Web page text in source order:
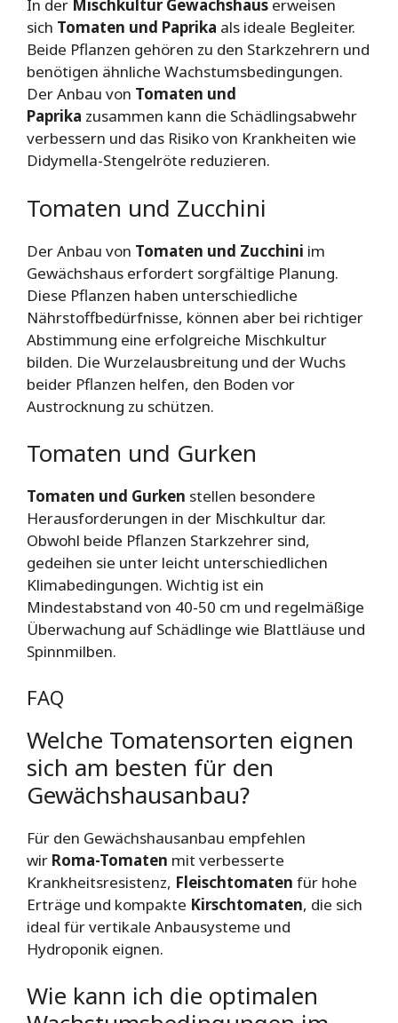
In der Mischkultur Gewächshaus erweisen
sich Tomaten und Paprika als ideale Begleiter.
Beide Pflanzen gehören zu den Starkzehrern und
benötigen ähnliche Wachstumsbedingungen.
Der Anbau von Tomaten und
Paprika zusammen kann die Schädlingsabwehr
verbessern und das Risiko von Krankheiten wie
Didymella-Stengelröte reduzieren.
Tomaten und Zucchini
Der Anbau von Tomaten und Zucchini im
Gewächshaus erfordert sorgfältige Planung.
Diese Pflanzen haben unterschiedliche
Nährstoffbedürfnisse, können aber bei richtiger
Abstimmung eine erfolgreiche Mischkultur
bilden. Die Wurzelausbreitung und der Wuchs
beider Pflanzen helfen, den Boden vor
Austrocknung zu schützen.
Tomaten und Gurken
Tomaten und Gurken stellen besondere
Herausforderungen in der Mischkultur dar.
Obwohl beide Pflanzen Starkzehrer sind,
gedeihen sie unter leicht unterschiedlichen
Klimabedingungen. Wichtig ist ein
Mindestabstand von 40-50 cm und regelmäßige
Überwachung auf Schädlinge wie Blattläuse und
Spinnmilben.
FAQ
Welche Tomatensorten eignen
sich am besten für den
Gewächshausanbau?
Für den Gewächshausanbau empfehlen
wir Roma-Tomaten mit verbesserte
Krankheitsresistenz, Fleischtomaten für hohe
Erträge und kompakte Kirschtomaten, die sich
ideal für vertikale Anbausysteme und
Hydroponik eignen.
Wie kann ich die optimalen